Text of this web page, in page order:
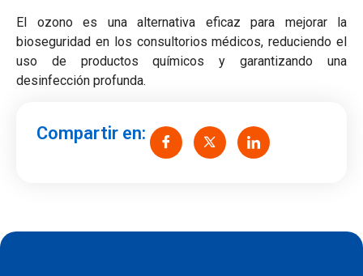
El ozono es una alternativa eficaz para mejorar la
bioseguridad en los consultorios médicos, reduciendo el
uso de productos químicos y garantizando una
desinfección profunda.
Compartir en: